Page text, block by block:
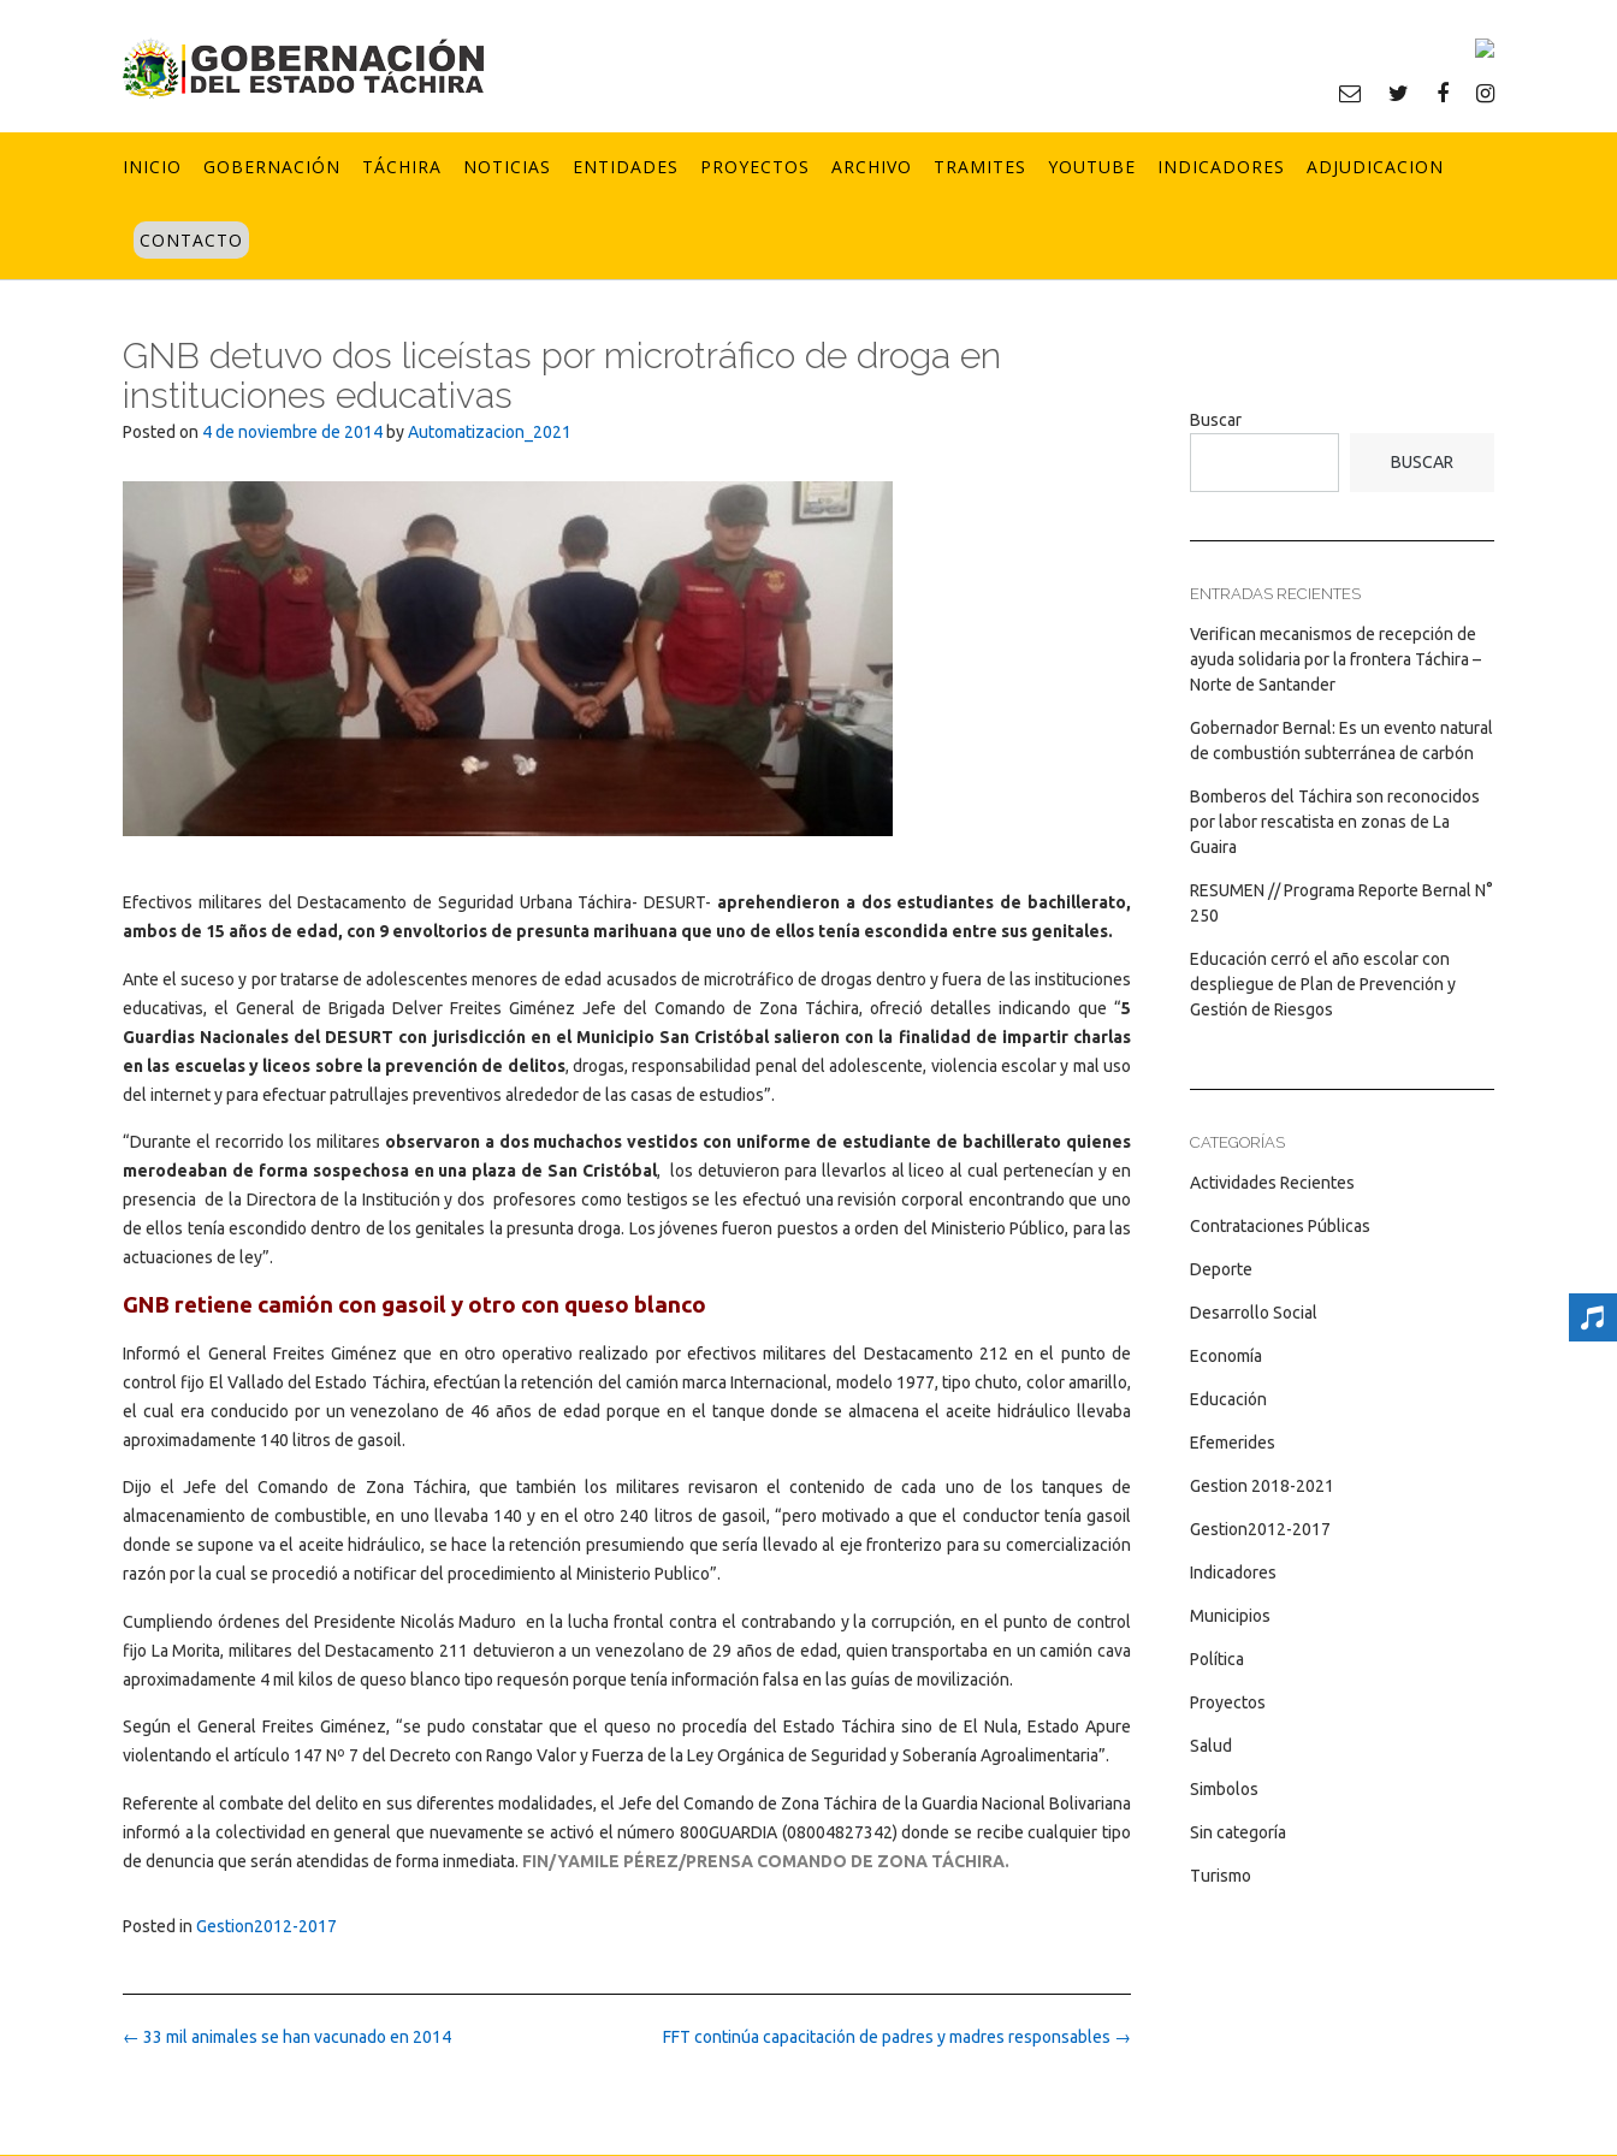
INICIO GOBERNACIÓN TÁCHIRA NOTICIAS ENTIDADES PROYECTOS ARCHIVO TRAMITES YOUTUBE INDICADORES ADJUDICACION
CONTACTO
GNB detuvo dos liceístas por microtráfico de droga en
instituciones educativas
Posted on 4 de noviembre de 2014 byAutomatizacion_2021
Efectivos militares del Destacamento de Seguridad Urbana Táchira- DESURT- aprehendieron a dos estudiantes de bachillerato,
ambos de 15 años de edad, con 9 envoltorios de presunta marihuana que uno de ellos tenía escondida entre sus genitales.
Ante el suceso y por tratarse de adolescentes menores de edad acusados de microtráfico de drogas dentro y fuera de las instituciones
educativas, el General de Brigada Delver Freites Giménez Jefe del Comando de Zona Táchira, ofreció detalles indicando que “5
Guardias Nacionales del DESURT con jurisdicción en el Municipio San Cristóbal salieron con la finalidad de impartir charlas
en las escuelas y liceos sobre la prevención de delitos, drogas, responsabilidad penal del adolescente, violencia escolar y mal uso
del internet y para efectuar patrullajes preventivos alrededor de las casas de estudios”.
“Durante el recorrido los militares observaron a dos muchachos vestidos con uniforme de estudiante de bachillerato quienes
merodeaban de forma sospechosa en una plaza de San Cristóbal, los detuvieron para llevarlos al liceo al cual pertenecían y en
presencia de la Directora de la Institución y dos profesores como testigos se les efectuó una revisión corporal encontrando que uno
de ellos tenía escondido dentro de los genitales la presunta droga. Los jóvenes fueron puestos a orden del Ministerio Público, para las
actuaciones de ley”.
GNB retiene camión con gasoil y otro con queso blanco
Informó el General Freites Giménez que en otro operativo realizado por efectivos militares del Destacamento 212 en el punto de
control fijo El Vallado del Estado Táchira, efectúan la retención del camión marca Internacional, modelo 1977, tipo chuto, color amarillo,
el cual era conducido por un venezolano de 46 años de edad porque en el tanque donde se almacena el aceite hidráulico llevaba
aproximadamente 140 litros de gasoil.
Dijo el Jefe del Comando de Zona Táchira, que también los militares revisaron el contenido de cada uno de los tanques de
almacenamiento de combustible, en uno llevaba 140 y en el otro 240 litros de gasoil, “pero motivado a que el conductor tenía gasoil
donde se supone va el aceite hidráulico, se hace la retención presumiendo que sería llevado al eje fronterizo para su comercialización
razón por la cual se procedió a notificar del procedimiento al Ministerio Publico”.
Cumpliendo órdenes del Presidente Nicolás Maduro en la lucha frontal contra el contrabando y la corrupción, en el punto de control
fijo La Morita, militares del Destacamento 211 detuvieron a un venezolano de 29 años de edad, quien transportaba en un camión cava
aproximadamente 4 mil kilos de queso blanco tipo requesón porque tenía información falsa en las guías de movilización.
Según el General Freites Giménez, “se pudo constatar que el queso no procedía del Estado Táchira sino de El Nula, Estado Apure
violentando el artículo 147 Nº 7 del Decreto con Rango Valor y Fuerza de la Ley Orgánica de Seguridad y Soberanía Agroalimentaria”.
Referente al combate del delito en sus diferentes modalidades, el Jefe del Comando de Zona Táchira de la Guardia Nacional Bolivariana
informó a la colectividad en general que nuevamente se activó el número 800GUARDIA (08004827342) donde se recibe cualquier tipo
de denuncia que serán atendidas de forma inmediata. FIN/YAMILE PÉREZ/PRENSA COMANDO DE ZONA TÁCHIRA.
Posted in Gestion2012-2017
Post
FFT continúa capacitación de padres y madres responsables →
← 33 mil animales se han vacunado en 2014
Buscar
BUSCAR
ENTRADAS RECIENTES
Verifican mecanismos de recepción de
ayuda solidaria por la frontera Táchira –
Norte de Santander
Gobernador Bernal: Es un evento natural
de combustión subterránea de carbón
Bomberos del Táchira son reconocidos
por labor rescatista en zonas de La
Guaira
RESUMEN // Programa Reporte Bernal N°
250
Educación cerró el año escolar con
despliegue de Plan de Prevención y
Gestión de Riesgos
CATEGORÍAS
Actividades Recientes
Contrataciones Públicas
Deporte
Desarrollo Social
Economía
Educación
Efemerides
Gestion 2018-2021
Gestion2012-2017
Indicadores
Municipios
Política
Proyectos
Salud
Simbolos
Sin categoría
Turismo